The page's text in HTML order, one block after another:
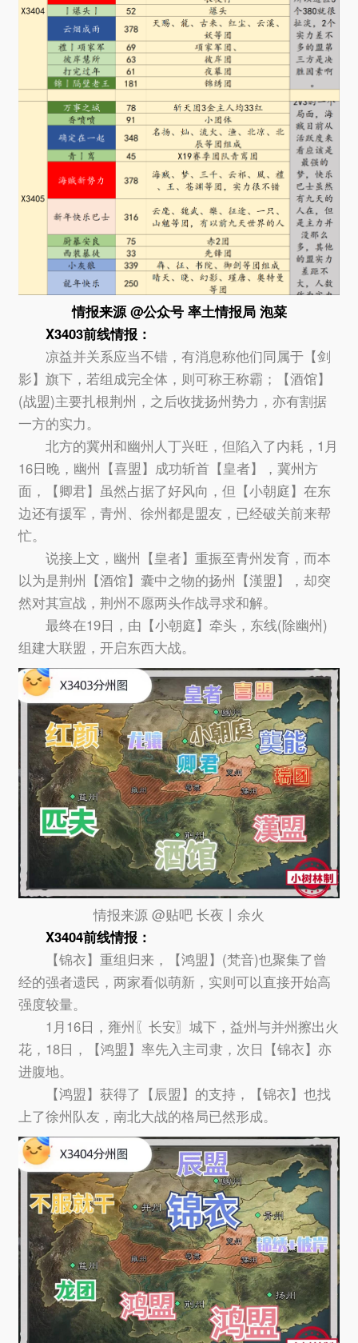
情报来源 @公众号 率土情报局 泡菜
X3403前线情报：
凉益并关系应当不错，有消息称他们同属于【剑
影】旗下，若组成完全体，则可称王称霸；【酒馆】
(战盟)主要扎根荆州，之后收拢扬州势力，亦有割据
一方的实力。
北方的冀州和幽州人丁兴旺，但陷入了内耗，1月
16日晚，幽州【喜盟】成功斩首【皇者】，冀州方
面，【卿君】虽然占据了好风向，但【小朝庭】在东
边还有援军，青州、徐州都是盟友，已经破关前来帮
忙。
说接上文，幽州【皇者】重振至青州发育，而本
以为是荆州【酒馆】囊中之物的扬州【漢盟】，却突
然对其宣战，荆州不愿两头作战寻求和解。
最终在19日，由【小朝庭】牵头，东线(除幽州)
组建大联盟，开启东西大战。
情报来源 @贴吧 长夜丨余火
X3404前线情报：
【锦衣】重组归来，【鸿盟】(梵音)也聚集了曾
经的强者遗民，两家看似萌新，实则可以直接开始高
强度较量。
1月16日，雍州〖长安〗城下，益州与并州擦出火
花，18日，【鸿盟】率先入主司隶，次日【锦衣】亦
进腹地。
【鸿盟】获得了【辰盟】的支持，【锦衣】也找
上了徐州队友，南北大战的格局已然形成。